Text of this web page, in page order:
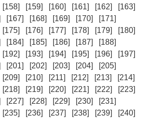
[158] [159] [160] [161] [162]
[163]
[167] [168] [169] [170]
[171]
[175] [176] [177] [178] [179]
[180]
[184] [185] [186] [187]
[188]
[192] [193] [194] [195] [196]
[197]
[201] [202] [203] [204]
[205]
[209] [210] [211] [212] [213]
[214]
[218] [219] [220] [221] [222]
[223]
[227] [228] [229] [230]
[231]
[235] [236] [237] [238] [239]
[240]